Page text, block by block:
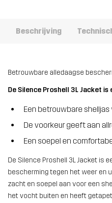
Beschrijving
Betrouwbare alledaagse
De Silence Proshell 3L Jacket
Een betrouwbare
De voorkeur geeft aan
Een soepel en
De Silence Proshell 3L Jacket is
bescherming tegen het weer en
zacht en soepel aan voor een
het vocht buiten en heeft